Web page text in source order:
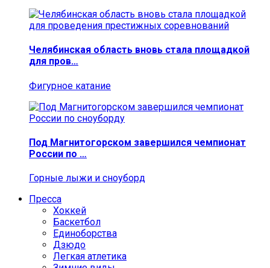
Челябинская область вновь стала площадкой
для пров…
Фигурное катание
Под Магнитогорском завершился чемпионат
России по …
Горные лыжи и сноуборд
Пресса
Хоккей
Баскетбол
Единоборства
Дзюдо
Легкая атлетика